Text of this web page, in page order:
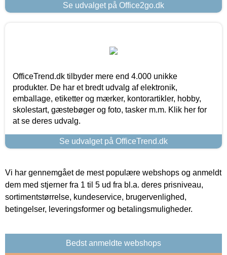
Se udvalget på Office2go.dk
OfficeTrend.dk tilbyder mere end 4.000 unikke
produkter. De har et bredt udvalg af elektronik,
emballage, etiketter og mærker, kontorartikler, hobby,
skolestart, gæstebøger og foto, tasker m.m. Klik her for
at se deres udvalg.
Se udvalget på OfficeTrend.dk
Vi har gennemgået de mest populære webshops og anmeldt
dem med stjerner fra 1 til 5 ud fra bl.a. deres prisniveau,
sortimentstørrelse, kundeservice, brugervenlighed,
betingelser, leveringsformer og betalingsmuligheder.
Bedst anmeldte webshops